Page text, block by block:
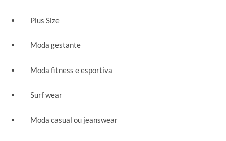
Plus Size
Moda gestante
Moda fitness e esportiva
Surf wear
Moda casual ou jeanswear